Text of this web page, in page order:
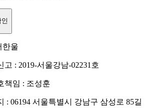
한울
고 : 2019-서울강남-02231호
책임 : 조성훈
: 06194 서울특별시 강남구 삼성로 85길